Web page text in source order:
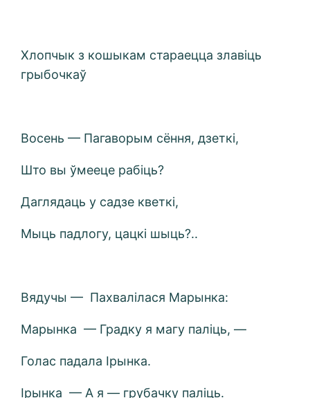
Хлопчык з кошыкам стараецца злавіць
грыбочкаў
Восень — Пагаворым сёння, дзеткі,
Што вы ўмееце рабіць?
Даглядаць у садзе кветкі,
Мыць падлогу, цацкі шыць?..
Вядучы — Пахвалілася Марынка:
Марынка — Градку я магу паліць, —
Голас падала Ірынка.
Ірынка — А я — грубачку паліць.